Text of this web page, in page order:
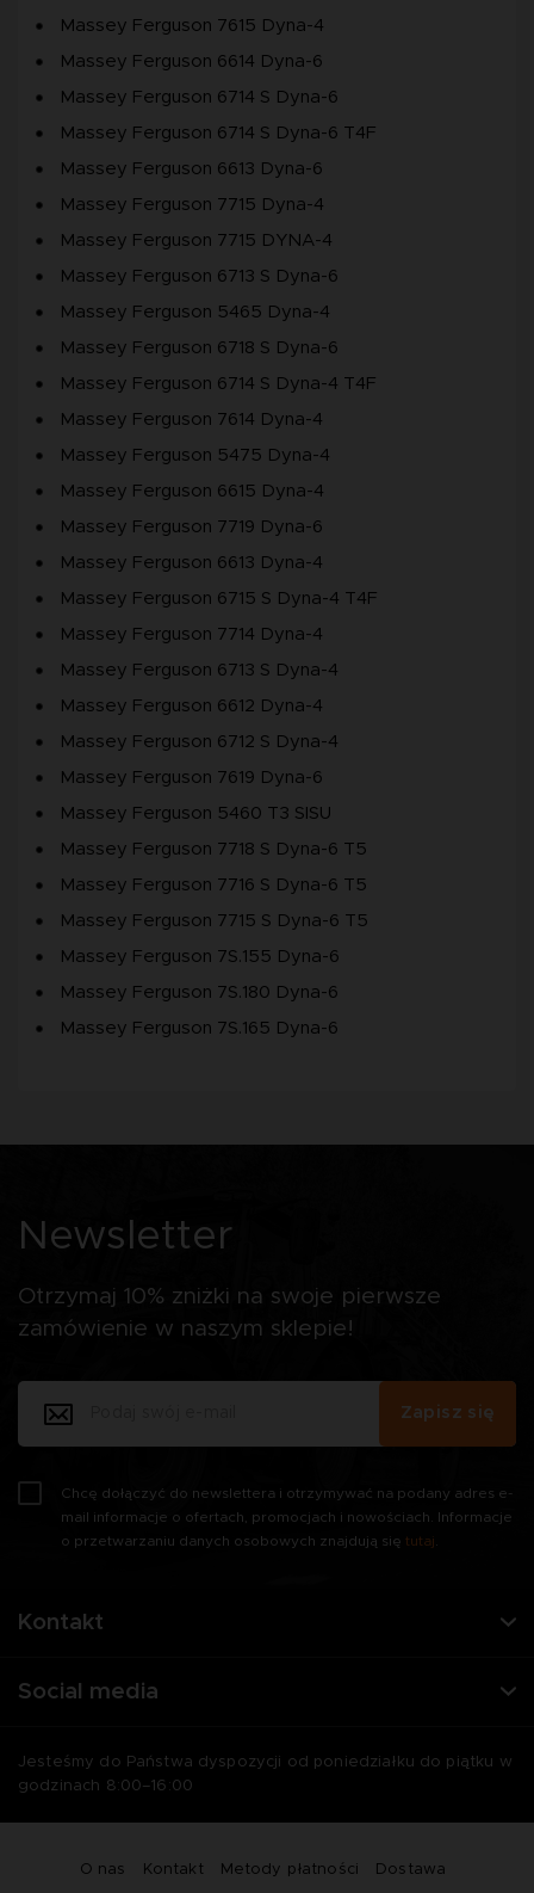
Massey Ferguson 7615 Dyna-4
Massey Ferguson 6614 Dyna-6
Massey Ferguson 6714 S Dyna-6
Massey Ferguson 6714 S Dyna-6 T4F
Massey Ferguson 6613 Dyna-6
Massey Ferguson 7715 Dyna-4
Massey Ferguson 7715 DYNA-4
Massey Ferguson 6713 S Dyna-6
Massey Ferguson 5465 Dyna-4
Massey Ferguson 6718 S Dyna-6
Massey Ferguson 6714 S Dyna-4 T4F
Massey Ferguson 7614 Dyna-4
Massey Ferguson 5475 Dyna-4
Massey Ferguson 6615 Dyna-4
Massey Ferguson 7719 Dyna-6
Massey Ferguson 6613 Dyna-4
Massey Ferguson 6715 S Dyna-4 T4F
Massey Ferguson 7714 Dyna-4
Massey Ferguson 6713 S Dyna-4
Massey Ferguson 6612 Dyna-4
Massey Ferguson 6712 S Dyna-4
Massey Ferguson 7619 Dyna-6
Massey Ferguson 5460 T3 SISU
Massey Ferguson 7718 S Dyna-6 T5
Massey Ferguson 7716 S Dyna-6 T5
Massey Ferguson 7715 S Dyna-6 T5
Massey Ferguson 7S.155 Dyna-6
Massey Ferguson 7S.180 Dyna-6
Massey Ferguson 7S.165 Dyna-6
Kontakt
Social media
Jesteśmy do Państwa dyspozycji od poniedziałku do piątku w
godzinach 8:00–16:00
Newsletter
Otrzymaj 10% zniżki na swoje pierwsze
zamówienie w naszym sklepie!
Chcę dołączyć do newslettera i otrzymywać na podany adres e-
mail informacje o ofertach, promocjach i nowościach. Informacje
o przetwarzaniu danych osobowych znajdują się tutaj
Zapisz się
O nas Kontakt Metody płatności Dostawa